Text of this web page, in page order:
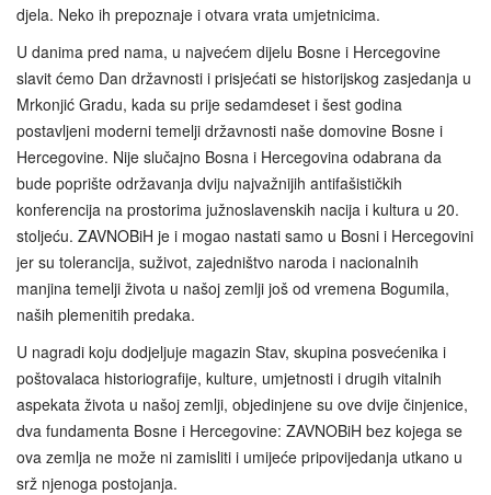
djela. Neko ih prepoznaje i otvara vrata umjetnicima.
U danima pred nama, u najvećem dijelu Bosne i Hercegovine
slavit ćemo Dan državnosti i prisjećati se historijskog zasjedanja u
Mrkonjić Gradu, kada su prije sedamdeset i šest godina
postavljeni moderni temelji državnosti naše domovine Bosne i
Hercegovine. Nije slučajno Bosna i Hercegovina odabrana da
bude poprište održavanja dviju najvažnijih antifašističkih
konferencija na prostorima južnoslavenskih nacija i kultura u 20.
stoljeću. ZAVNOBiH je i mogao nastati samo u Bosni i Hercegovini
jer su tolerancija, suživot, zajedništvo naroda i nacionalnih
manjina temelji života u našoj zemlji još od vremena Bogumila,
naših plemenitih predaka.
U nagradi koju dodjeljuje magazin Stav, skupina posvećenika i
poštovalaca historiografije, kulture, umjetnosti i drugih vitalnih
aspekata života u našoj zemlji, objedinjene su ove dvije činjenice,
dva fundamenta Bosne i Hercegovine: ZAVNOBiH bez kojega se
ova zemlja ne može ni zamisliti i umijeće pripovijedanja utkano u
srž njenoga postojanja.